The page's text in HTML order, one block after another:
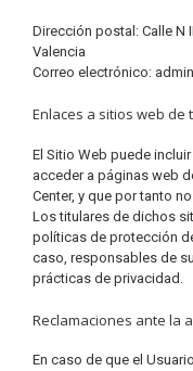
Dirección postal: Calle N
Valencia
Correo electrónico:
Enlaces a sitios web de
El Sitio Web puede
acceder a páginas web
Center, y que por tanto
Los titulares de dichos
políticas de protección
caso, responsables de
prácticas de privacidad.
Reclamaciones ante la
En caso de que el